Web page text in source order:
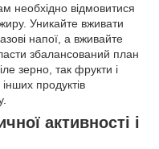
необхідно відмовитися
Уникайте вживати
напої, а вживайте
збалансований план
зерно, так фрукти і
продуктів
активності і